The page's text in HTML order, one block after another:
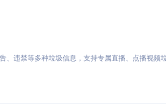
、违禁等多种垃圾信息，支持专属直播、点播视频